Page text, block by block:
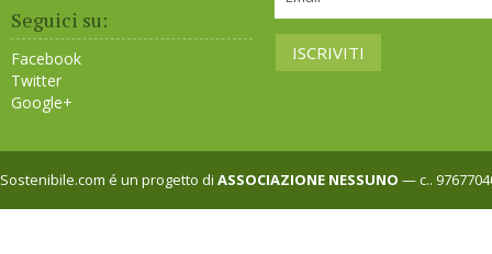
Seguici su:
Facebook
Twitter
Google+
Sostenibile.com é un progetto di ASSOCIAZIONE NESSUNO — c..